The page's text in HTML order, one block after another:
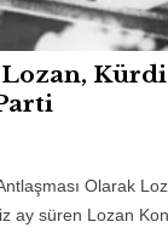
Lozan,
Olarak
ay süren Lozan